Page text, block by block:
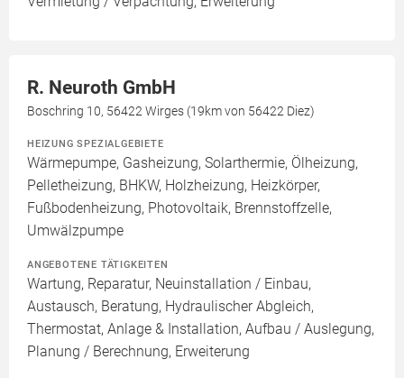
R. Neuroth GmbH
Boschring 10, 56422 Wirges (19km von 56422 Diez)
HEIZUNG SPEZIALGEBIETE
Wärmepumpe, Gasheizung, Solarthermie, Ölheizung,
Pelletheizung, BHKW, Holzheizung, Heizkörper,
Fußbodenheizung, Photovoltaik, Brennstoffzelle,
Umwälzpumpe
ANGEBOTENE TÄTIGKEITEN
Wartung, Reparatur, Neuinstallation / Einbau,
Austausch, Beratung, Hydraulischer Abgleich,
Thermostat, Anlage & Installation, Aufbau / Auslegung,
Planung / Berechnung, Erweiterung